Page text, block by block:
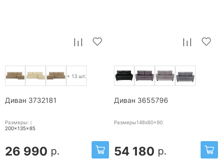
+ 13 шт.
Диван 3732181
Размеры: :
200x135x85
26 990 р.
Диван 3655796
Размеры148x80x80
54 180 р.